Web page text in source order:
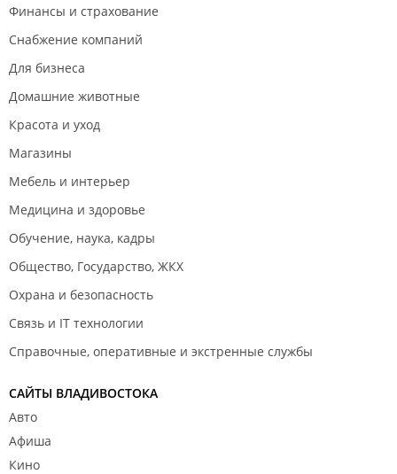
Финансы и страхование
Снабжение компаний
Для бизнеса
Домашние животные
Красота и уход
Магазины
Мебель и интерьер
Медицина и здоровье
Обучение, наука, кадры
Общество, Государство, ЖКХ
Охрана и безопасность
Связь и IT технологии
Справочные, оперативные и экстренные службы
САЙТЫ ВЛАДИВОСТОКА
Авто
Афиша
Кино